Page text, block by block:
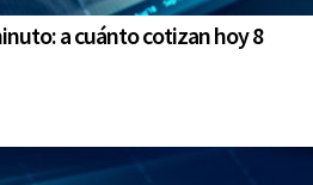
a cuánto cotizan hoy 8